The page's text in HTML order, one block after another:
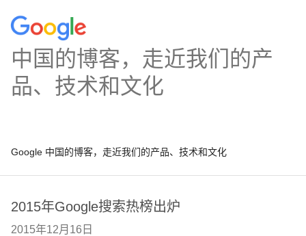
中国的博客，走近我们的产
品、技术和文化
Google 中国的博客，走近我们的产品、技术和文化
2015年Google搜索热榜出炉
2015年12月16日